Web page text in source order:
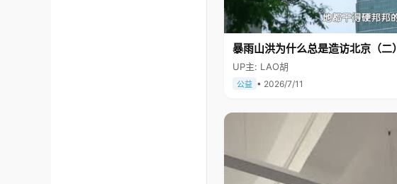
暴雨山洪为什么总是造访北京（二）
UP主: LAO胡
公益 • 2026/7/11